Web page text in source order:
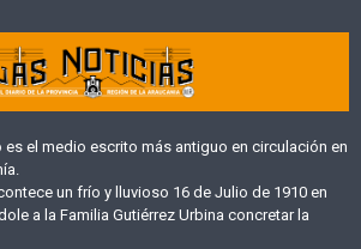
el medio escrito más antiguo en circulación en
un frío y lluvioso 16 de Julio de 1910 en
a la Familia Gutiérrez Urbina concretar la